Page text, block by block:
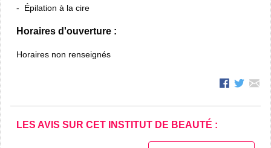
Épilation à la cire
Horaires d'ouverture :
Horaires non renseignés
LES AVIS SUR CET INSTITUT DE BEAUTÉ :